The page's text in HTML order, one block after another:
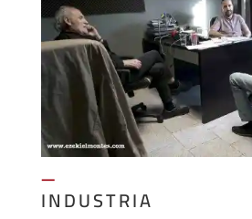
—
INDUSTRIA